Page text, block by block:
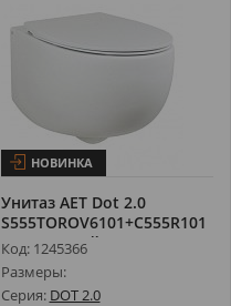
НОВИНКА
Унитаз AET Dot 2.0
S555TOROV6101+C555R101
Консольный...
Код: 1245366
Размеры:
Серия: DOT 2.0